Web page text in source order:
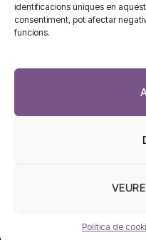
identificacions úniques en
consentiment, pot afectar
funcions.
Política de
932 311 247